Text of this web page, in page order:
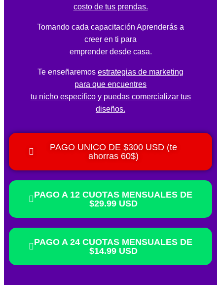
costo de tus prendas.
Tomando cada capacitación Aprenderás a
creer en ti para
emprender desde casa.
Te enseñaremos estrategias de marketing
para que encuentres
tu nicho especifico y puedas comercializar tus
diseños.
PAGO UNICO DE $300 USD (te
ahorras 60$)
PAGO A 12 CUOTAS MENSUALES DE
$29.99 USD
PAGO A 24 CUOTAS MENSUALES DE
$14.99 USD